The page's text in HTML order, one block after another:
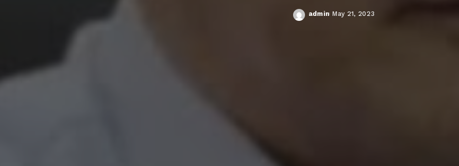
Posted
admin May 21, 2023